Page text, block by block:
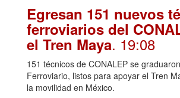
Egresan 151 nuevos
ferroviarios del
el Tren Maya. 19:08
151 técnicos de CONALEP se
Ferroviario, listos para apoyar el Tren
la movilidad en México.